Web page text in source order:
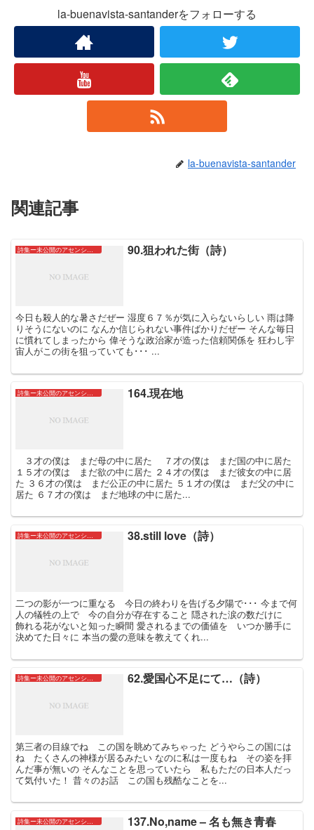
la-buenavista-santanderをフォローする
la-buenavista-santander
関連記事
詩集ー未公開のアセンションたちー 90.狙われた街（詩）
今日も殺人的な暑さだぜー 湿度６７％が気に入らないらしい 雨は降
りそうにないのに なんか信じられない事件ばかりだぜー そんな毎日
に慣れてしまったから 偉そうな政治家が造った信頼関係を 狂わし宇
宙人がこの街を狙っていても･･･ ...
詩集ー未公開のアセンションたちー 164.現在地
３才の僕は まだ母の中に居た ７才の僕は まだ国の中に居た
１５才の僕は まだ欲の中に居た ２４才の僕は まだ彼女の中に居
た ３６才の僕は まだ公正の中に居た ５１才の僕は まだ父の中に
居た ６７才の僕は まだ地球の中に居た...
詩集ー未公開のアセンションたちー 38.still love（詩）
二つの影が一つに重なる 今日の終わりを告げる夕陽で･･･ 今まで何
人の犠牲の上で 今の自分が存在すること 隠された涙の数だけに
飾れる花がないと知った瞬間 愛されるまでの価値を いつか勝手に
決めてた日々に 本当の愛の意味を教えてくれ...
詩集ー未公開のアセンションたちー 62.愛国心不足にて…（詩）
第三者の目線でね この国を眺めてみちゃった どうやらこの国には
ね たくさんの神様が居るみたい なのに私は一度もね その姿を拝
んだ事が無いの そんなことを思っていたら 私もただの日本人だっ
て気付いた！ 昔々のお話 この国も残酷なことを...
詩集ー未公開のアセンションたちー 137.No,name – 名も無き青春